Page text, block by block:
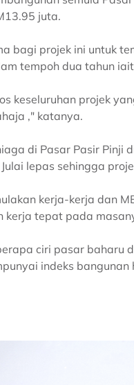
juta.
bagi projek ini untuk
tempoh dua tahun
keseluruhan projek
," katanya.
di Pasar Pasir
lepas sehingga
kerja-kerja dan
kerja tepat pada
ciri pasar baharu
indeks